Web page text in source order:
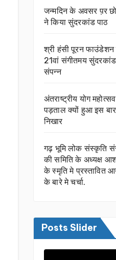
जन्मदिन के अवसर प़र
ने किया सुंदरकांड पाठ
श्री हंसी पूरन फाउंडेशन
21वां संगीतमय
संपन्न
अंतराष्ट्रीय योग
पड़ताल क्यों हुआ इस
निखार
गढ़ भूमि लोक संस्कृति
की समिति के अध्यक्ष
के स्मृति मे प्रस्तावित
के बारे मे चर्चा.
Posts Slider